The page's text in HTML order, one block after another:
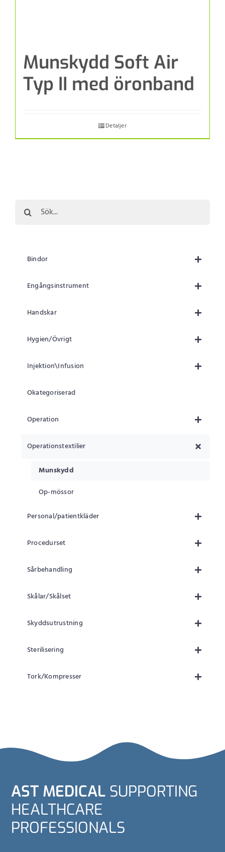
Munskydd Soft Air
Typ II med öronband
Detaljer
Sök
efter:
Bindor
Engångsinstrument
Handskar
Hygien/Övrigt
Injektion\Infusion
Okategoriserad
Operation
Operationstextilier
Munskydd
Op-mössor
Personal/patientkläder
Procedurset
Sårbehandling
Skålar/Skålset
Skyddsutrustning
Sterilisering
Tork/Kompresser
AST MEDICAL SUPPORTING
HEALTHCARE
PROFESSIONALS